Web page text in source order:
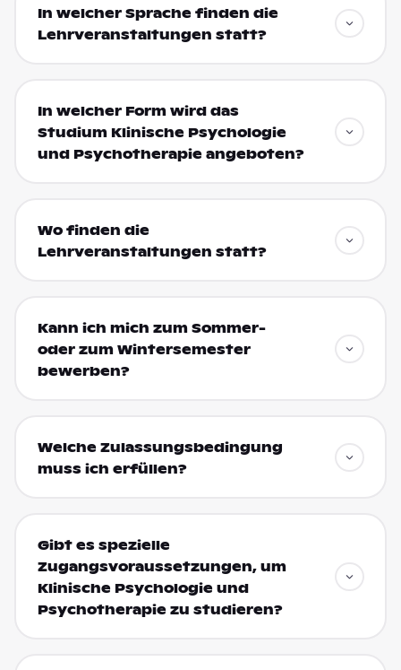
In welcher Sprache finden die
Lehrveranstaltungen statt?
In welcher Form wird das
Studium Klinische Psychologie
und Psychotherapie angeboten?
Wo finden die
Lehrveranstaltungen statt?
Kann ich mich zum Sommer-
oder zum Wintersemester
bewerben?
Welche Zulassungsbedingung
muss ich erfüllen?
Gibt es spezielle
Zugangsvoraussetzungen, um
Klinische Psychologie und
Psychotherapie zu studieren?